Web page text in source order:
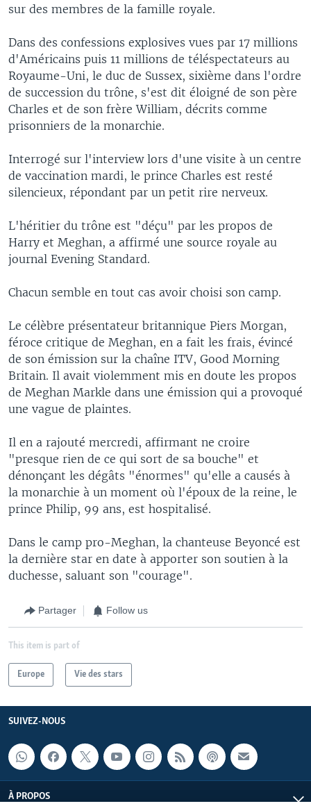
sur des membres de la famille royale.
Dans des confessions explosives vues par 17 millions
d'Américains puis 11 millions de téléspectateurs au
Royaume-Uni, le duc de Sussex, sixième dans l'ordre
de succession du trône, s'est dit éloigné de son père
Charles et de son frère William, décrits comme
prisonniers de la monarchie.
Interrogé sur l'interview lors d'une visite à un centre
de vaccination mardi, le prince Charles est resté
silencieux, répondant par un petit rire nerveux.
L'héritier du trône est "déçu" par les propos de
Harry et Meghan, a affirmé une source royale au
journal Evening Standard.
Chacun semble en tout cas avoir choisi son camp.
Le célèbre présentateur britannique Piers Morgan,
féroce critique de Meghan, en a fait les frais, évincé
de son émission sur la chaîne ITV, Good Morning
Britain. Il avait violemment mis en doute les propos
de Meghan Markle dans une émission qui a provoqué
une vague de plaintes.
Il en a rajouté mercredi, affirmant ne croire
"presque rien de ce qui sort de sa bouche" et
dénonçant les dégâts "énormes" qu'elle a causés à
la monarchie à un moment où l'époux de la reine, le
prince Philip, 99 ans, est hospitalisé.
Dans le camp pro-Meghan, la chanteuse Beyoncé est
la dernière star en date à apporter son soutien à la
duchesse, saluant son "courage".
Partager Follow us
This item is part of
Europe Vie des stars
SUIVEZ-NOUS
À PROPOS